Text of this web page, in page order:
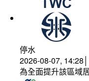
停水
2026-08-07,
為全面提升該區域